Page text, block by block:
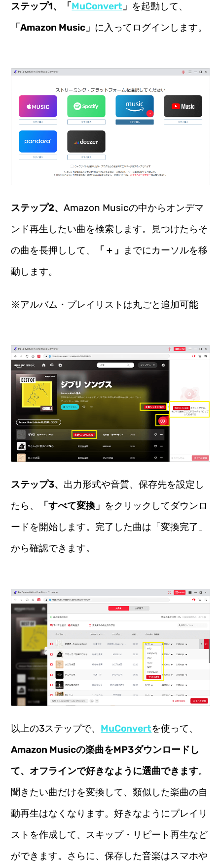
ステップ1、「MuConvert 」 を起動して、
「Amazon Music」 に入ってログインします。
ステップ2、Amazon Musicの中からオンデマ
ンド再生したい曲を検索します。見つけたらそ
の曲を長押しして、
「＋」 までにカーソルを移
動します。
※アルバム・プレイリストは丸ごと追加可能
ステップ3、 出力形式や音質、保存先を設定し
たら、
「すべて変換」 をクリックしてダウンロ
ードを開始します。完了した曲は「変換完了」
から確認できます。
以上の3ステップで、 MuConvertを使って、
Amazon Musicの楽曲をMP3ダウンロードし
て、オフラインで好きなように選曲できます。
聞きたい曲だけを変換して、類似した楽曲の自
動再生はなくなります。好きなようにプレイリ
ストを作成して、スキップ・リピート再生など
ができます。さらに、保存した音楽はスマホや